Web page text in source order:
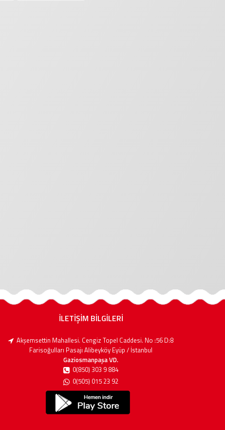
İLETİŞİM BİLGİLERİ
Akşemsettin Mahallesi. Cengiz Topel Caddesi. No :56 D:8
Farisoğulları Pasajı Alibeyköy Eyüp / İstanbul
Gaziosmanpaşa VD.
0(850) 303 9 884
0(505) 015 23 92